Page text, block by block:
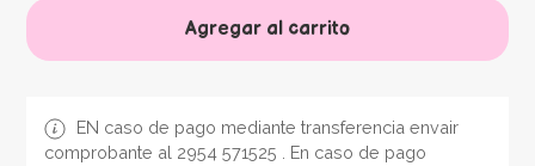
Agregar al carrito
EN caso de pago mediante transferencia envair
comprobante al 2954 571525 . En caso de pago